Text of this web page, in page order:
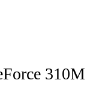
310M